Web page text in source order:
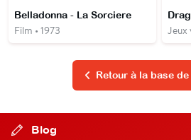
Belladonna - La Sorciere
Film • 1973 Jeux
Retour à la base de
Blog